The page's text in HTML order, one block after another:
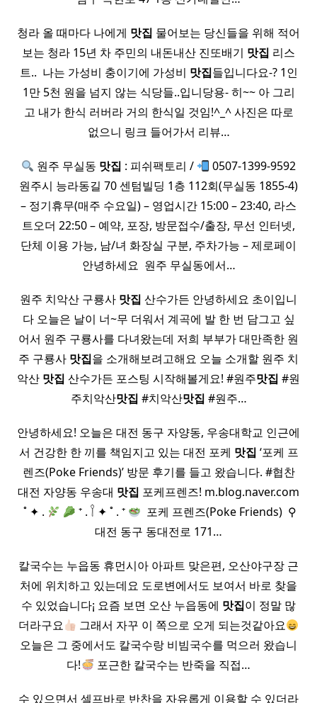
청라 올 때마다 나에게 맛집 물어보는 당신들을 위해 적어
보는 청라 15년 차 주민의 내돈내산 진또배기 맛집 리스
트.. ​ 나는 가성비 충이기에 가성비 맛집들입니다요-? 1인
1만 5천 원을 넘지 않는 식당들..입니당용- 히~~ 아 그리
고 내가 한식 러버라 거의 한식일 것임!^_^ 사진은 따로
없으니 링크 들어가서 리뷰…
원주 무실동 맛집 : 피쉬팩토리 /
0507-1399-9592
원주시 능라동길 70 센텀빌딩 1층 112회(무실동 1855-4)
– 정기휴무(매주 수요일) – 영업시간 15:00 – 23:40, 라스
트오더 22:50 – 예약, 포장, 방문접수/출장, 무선 인터넷,
단체 이용 가능, 남/녀 화장실 구분, 주차가능 – 제로페이
안녕하세요 ​ 원주 무실동에서…
원주 치악산 구룡사 맛집 산수가든 안녕하세요 초이입니
다 오늘은 날이 너~무 더워서 계곡에 발 한 번 담그고 싶
어서 원주 구룡사를 다녀왔는데 저희 부부가 대만족한 원
주 구룡사 맛집을 소개해보려고해요 오늘 소개할 원주 치
악산 맛집 산수가든 포스팅 시작해볼게요! #원주맛집 #원
주치악산맛집 #치악산맛집 #원주…
안녕하세요! 오늘은 대전 동구 자양동, 우송대학교 인근에
서 건강한 한 끼를 책임지고 있는 대전 포케 맛집 ‘포케 프
렌즈(Poke Friends)’ 방문 후기를 들고 왔습니다. #협찬
대전 자양동 우송대 맛집 포케프렌즈! m.blog.naver.com
​ ˚ ✦ .
⁺ . 𓌉 ✦ ˚ . ⁺
​ 포케 프렌즈(Poke Friends) ​ ⚲
대전 동구 동대전로 171…
칼국수는 누읍동 휴먼시아 아파트 맞은편, 오산야구장 근
처에 위치하고 있는데요 도로변에서도 보여서 바로 찾을
수 있었습니다¡ 요즘 보면 오산 누읍동에 맛집이 정말 많
더라구요
그래서 자꾸 이 쪽으로 오게 되는것같아요
오늘은 그 중에서도 칼국수랑 비빔국수를 먹으러 왔습니
다!
포근한 칼국수는 반죽을 직접…
수 있으면서 셀프바로 반찬을 자유롭게 이용할 수 있더라